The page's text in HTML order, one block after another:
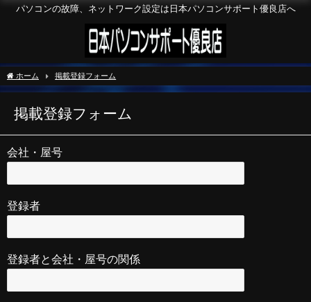
パソコンの故障、ネットワーク設定は日本パソコンサポート優良店へ
ホーム 掲載登録フォーム
掲載登録フォーム
会社・屋号
登録者
登録者と会社・屋号の関係